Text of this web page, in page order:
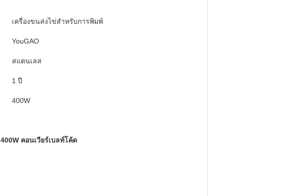
เครื่องขนส่งไข่สําหรับการพิมพ์
YouGAO
สแตนเลส
1 ปี
400W
400W คอนเวียร์เบลท์โค้ด